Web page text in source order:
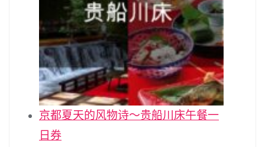
京都夏天的风物诗～贵船川床午餐一
日券